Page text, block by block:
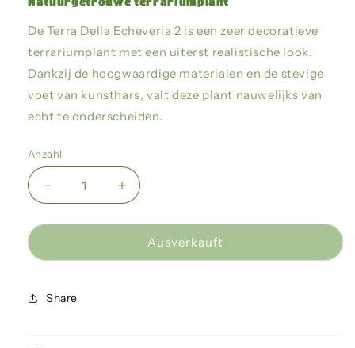
De Terra Della Echeveria 2 is een zeer decoratieve
terrariumplant met een uiterst realistische look.
Dankzij de hoogwaardige materialen en de stevige
voet van kunsthars, valt deze plant nauwelijks van
echt te onderscheiden.
Anzahl
Verringere
die
Menge
Terra
-
Erhöhe
die
Menge
Terra
Ausverkauft
Share